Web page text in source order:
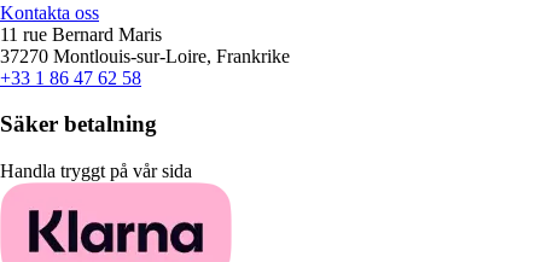
Kontakta oss
11 rue Bernard Maris
37270 Montlouis-sur-Loire, Frankrike
+33 1 86 47 62 58
Säker betalning
Handla tryggt på vår sida